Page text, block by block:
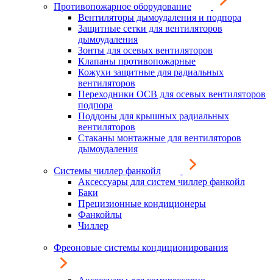
Противопожарное оборудование
Вентиляторы дымоудаления и подпора
Защитные сетки для вентиляторов
дымоудаления
Зонты для осевых вентиляторов
Клапаны противопожарные
Кожухи защитные для радиальных
вентиляторов
Переходники ОСВ для осевых вентиляторов
подпора
Поддоны для крышных радиальных
вентиляторов
Стаканы монтажные для вентиляторов
дымоудаления
Системы чиллер фанкойл
Аксессуары для систем чиллер фанкойл
Баки
Прецизионные кондиционеры
Фанкойлы
Чиллер
Фреоновые системы кондиционирования